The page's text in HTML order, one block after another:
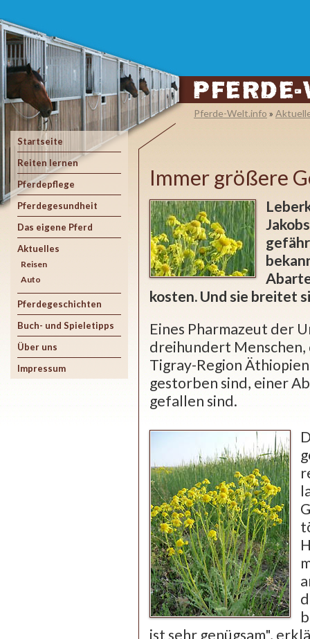
Startseite
Reiten lernen
Pferdepflege
Pferdegesundheit
Das eigene Pferd
Aktuelles
Reisen
Auto
Pferdegeschichten
Buch- und Spieletipps
Über uns
Impressum
Pferde-Welt.info »
Immer größere
kosten. Und sie breitet
Eines Pharmazeut der
dreihundert Menschen,
Tigray-Region
gestorben sind, einer
gefallen sind.
ist sehr genügsam",